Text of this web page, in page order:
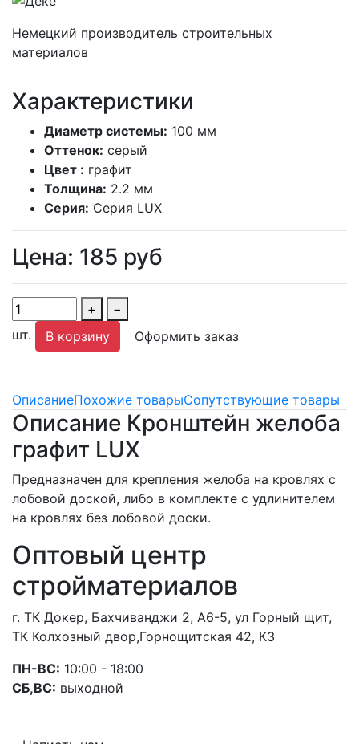
Немецкий производитель строительных
материалов
Характеристики
Диаметр системы: 100 мм
Оттенок: серый
Цвет : графит
Толщина: 2.2 мм
Серия: Серия LUX
Цена: 185 руб
+
−
шт.
В корзину Оформить заказ
ОписаниеПохожие товарыСопутствующие товары
Описание Кронштейн желоба
графит LUX
Предназначен для крепления желоба на кровлях с
лобовой доской, либо в комплекте с удлинителем
на кровлях без лобовой доски.
Оптовый центр
стройматериалов
г. ТК Докер, Бахчиванджи 2, А6-5, ул Горный щит,
ТК Колхозный двор,Горнощитская 42, К3
ПН-ВС: 10:00 - 18:00
СБ,ВС: выходной